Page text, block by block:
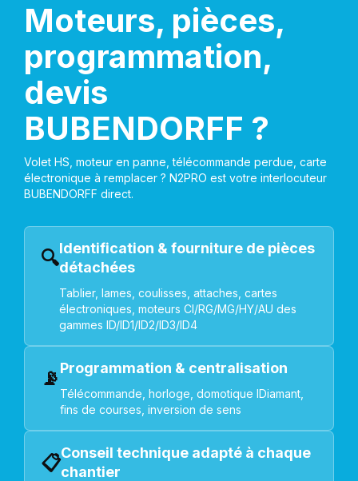
Moteurs, pièces,
programmation,
devis
BUBENDORFF ?
Volet HS, moteur en panne, télécommande perdue, carte
électronique à remplacer ? N2PRO est votre interlocuteur
BUBENDORFF direct.
🔍Identification & fourniture de pièces
détachées
Tablier, lames, coulisses, attaches, cartes
électroniques, moteurs CI/RG/MG/HY/AU des
gammes ID/ID1/ID2/ID3/ID4
📡Programmation & centralisation
Télécommande, horloge, domotique IDiamant,
fins de courses, inversion de sens
📋Conseil technique adapté à chaque
chantier